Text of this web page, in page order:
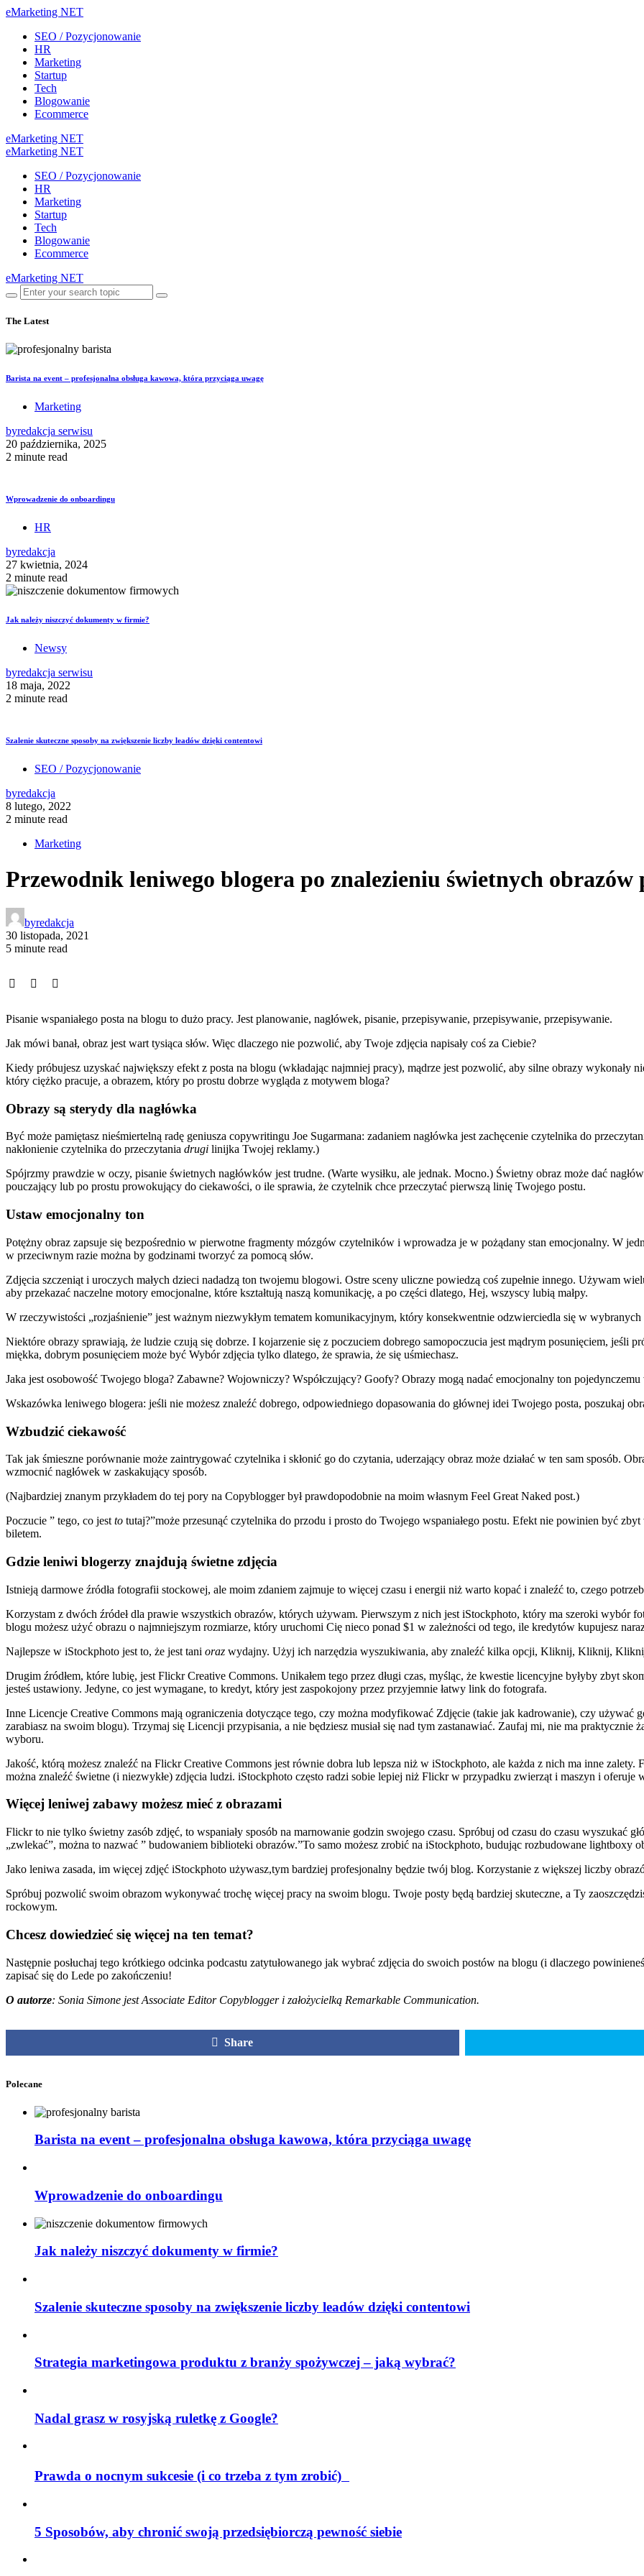
eMarketing NET
SEO / Pozycjonowanie
HR
Marketing
Startup
Tech
Blogowanie
Ecommerce
eMarketing NET
eMarketing NET
SEO / Pozycjonowanie
HR
Marketing
Startup
Tech
Blogowanie
Ecommerce
eMarketing NET
The Latest
Barista na event – profesjonalna obsługa kawowa, która przyciąga uwagę
Marketing
byredakcja serwisu
20 października, 2025
2 minute read
Wprowadzenie do onboardingu
HR
byredakcja
27 kwietnia, 2024
2 minute read
Jak należy niszczyć dokumenty w firmie?
Newsy
byredakcja serwisu
18 maja, 2022
2 minute read
Szalenie skuteczne sposoby na zwiększenie liczby leadów dzięki contentowi
SEO / Pozycjonowanie
byredakcja
8 lutego, 2022
2 minute read
Marketing
Przewodnik leniwego blogera po znalezieniu świetnych obrazów
byredakcja
30 listopada, 2021
5 minute read
Pisanie wspaniałego posta na blogu to dużo pracy. Jest planowanie, nagłówek, pisanie, przepisywanie, przepisywanie, przepisywanie.
Jak mówi banał, obraz jest wart tysiąca słów. Więc dlaczego nie pozwolić, aby Twoje zdjęcia napisały coś za Ciebie?
Kiedy próbujesz uzyskać największy efekt z posta na blogu (wkładając najmniej pracy), mądrze jest pozwolić, aby silne obrazy wykonały
który ciężko pracuje, a obrazem, który po prostu dobrze wygląda z motywem bloga?
Obrazy są sterydy dla nagłówka
Być może pamiętasz nieśmiertelną radę geniusza copywritingu Joe Sugarmana: zadaniem nagłówka jest zachęcenie czytelnika do
nakłonienie czytelnika do przeczytania drugi linijka Twojej reklamy.)
Spójrzmy prawdzie w oczy, pisanie świetnych nagłówków jest trudne. (Warte wysiłku, ale jednak. Mocno.) Świetny obraz może dać
pouczający lub po prostu prowokujący do ciekawości, o ile sprawia, że czytelnik chce przeczytać pierwszą linię Twojego postu.
Ustaw emocjonalny ton
Potężny obraz zapsuje się bezpośrednio w pierwotne fragmenty mózgów czytelników i wprowadza je w pożądany stan emocjonalny. W
w przeciwnym razie można by godzinami tworzyć za pomocą słów.
Zdjęcia szczeniąt i uroczych małych dzieci nadadzą ton twojemu blogowi. Ostre sceny uliczne powiedzą coś zupełnie innego. Używam
aby przekazać naczelne motory emocjonalne, które kształtują naszą komunikację, a po części dlatego, Hej, wszyscy lubią małpy.
W rzeczywistości „rozjaśnienie” jest ważnym niezwykłym tematem komunikacyjnym, który konsekwentnie odzwierciedla się w wybranych
Niektóre obrazy sprawiają, że ludzie czują się dobrze. I kojarzenie się z poczuciem dobrego samopoczucia jest mądrym posunięciem, jeśli
miękka, dobrym posunięciem może być Wybór zdjęcia tylko dlatego, że sprawia, że się uśmiechasz.
Jaka jest osobowość Twojego bloga? Zabawne? Wojowniczy? Współczujący? Goofy? Obrazy mogą nadać emocjonalny ton
Wskazówka leniwego blogera: jeśli nie możesz znaleźć dobrego, odpowiedniego dopasowania do głównej idei Twojego posta, poszukaj
Wzbudzić ciekawość
Tak jak śmieszne porównanie może zaintrygować czytelnika i skłonić go do czytania, uderzający obraz może działać w ten sam sposób.
wzmocnić nagłówek w zaskakujący sposób.
(Najbardziej znanym przykładem do tej pory na Copyblogger był prawdopodobnie na moim własnym Feel Great Naked post.)
Poczucie ” tego, co jest to tutaj?”może przesunąć czytelnika do przodu i prosto do Twojego wspaniałego postu. Efekt nie powinien być
biletem.
Gdzie leniwi blogerzy znajdują świetne zdjęcia
Istnieją darmowe źródła fotografii stockowej, ale moim zdaniem zajmuje to więcej czasu i energii niż warto kopać i znaleźć to, czego
Korzystam z dwóch źródeł dla prawie wszystkich obrazów, których używam. Pierwszym z nich jest iStockphoto, który ma szeroki wybór
blogu możesz użyć obrazu o najmniejszym rozmiarze, który uruchomi Cię nieco ponad $1 w zależności od tego, ile kredytów kupujesz
Najlepsze w iStockphoto jest to, że jest tani oraz wydajny. Użyj ich narzędzia wyszukiwania, aby znaleźć kilka opcji, Kliknij, Kliknij,
Drugim źródłem, które lubię, jest Flickr Creative Commons. Unikałem tego przez długi czas, myśląc, że kwestie licencyjne byłyby zbyt
jesteś ustawiony. Jedyne, co jest wymagane, to kredyt, który jest zaspokojony przez przyjemnie łatwy link do fotografa.
Inne Licencje Creative Commons mają ograniczenia dotyczące tego, czy można modyfikować Zdjęcie (takie jak kadrowanie), czy
zarabiasz na swoim blogu). Trzymaj się Licencji przypisania, a nie będziesz musiał się nad tym zastanawiać. Zaufaj mi, nie ma
wyboru.
Jakość, którą możesz znaleźć na Flickr Creative Commons jest równie dobra lub lepsza niż w iStockphoto, ale każda z nich ma inne
można znaleźć świetne (i niezwykłe) zdjęcia ludzi. iStockphoto często radzi sobie lepiej niż Flickr w przypadku zwierząt i maszyn i oferuje
Więcej leniwej zabawy możesz mieć z obrazami
Flickr to nie tylko świetny zasób zdjęć, to wspaniały sposób na marnowanie godzin swojego czasu. Spróbuj od czasu do czasu wyszukać
„zwlekać”, można to nazwać ” budowaniem biblioteki obrazów.”To samo możesz zrobić na iStockphoto, budując rozbudowane lightboxy
Jako leniwa zasada, im więcej zdjęć iStockphoto używasz,tym bardziej profesjonalny będzie twój blog. Korzystanie z większej liczby
Spróbuj pozwolić swoim obrazom wykonywać trochę więcej pracy na swoim blogu. Twoje posty będą bardziej skuteczne, a Ty
rockowym.
Chcesz dowiedzieć się więcej na ten temat?
Następnie posłuchaj tego krótkiego odcinka podcastu zatytułowanego jak wybrać zdjęcia do swoich postów na blogu (i dlaczego
zapisać się do Lede po zakończeniu!
O autorze: Sonia Simone jest Associate Editor Copyblogger i założycielką Remarkable Communication.
Share
Polecane
Barista na event – profesjonalna obsługa kawowa, która przyciąga uwagę
Wprowadzenie do onboardingu
Jak należy niszczyć dokumenty w firmie?
Szalenie skuteczne sposoby na zwiększenie liczby leadów dzięki contentowi
Strategia marketingowa produktu z branży spożywczej – jaką wybrać?
Nadal grasz w rosyjską ruletkę z Google?
Prawda o nocnym sukcesie (i co trzeba z tym zrobić)
5 Sposobów, aby chronić swoją przedsiębiorczą pewność siebie